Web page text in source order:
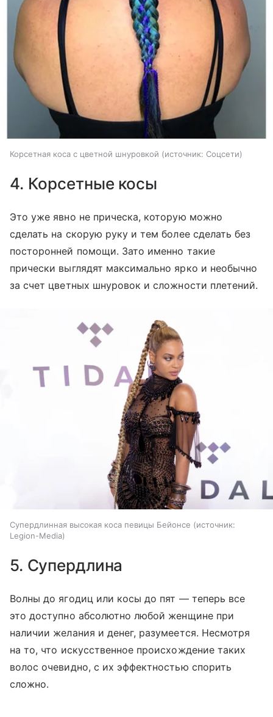
Корсетная коса с цветной шнуровкой источник: Соцсети
4. Корсетные косы
Это уже явно не прическа, которую можно
сделать на скорую руку и тем более сделать без
посторонней помощи. Зато именно такие
прически выглядят максимально ярко и необычно
за счет цветных шнуровок и сложности плетений.
Супердлинная высокая коса певицы Бейонсе
источник:
Legion-Media
5. Супердлина
Волны до ягодиц или косы до пят — теперь все
это доступно абсолютно любой женщине при
наличии желания и денег, разумеется. Несмотря
на то, что искусственное происхождение таких
волос очевидно, с их эффектностью спорить
сложно.